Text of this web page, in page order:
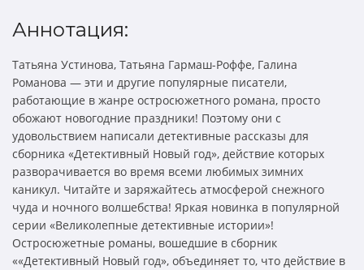
Аннотация:
Татьяна Устинова, Татьяна Гармаш-Роффе, Галина
Романова — эти и другие популярные писатели,
работающие в жанре остросюжетного романа, просто
обожают новогодние праздники! Поэтому они с
удовольствием написали детективные рассказы для
сборника «Детективный Новый год», действие которых
разворачивается во время всеми любимых зимних
каникул. Читайте и заряжайтесь атмосферой снежного
чуда и ночного волшебства! Яркая новинка в популярной
серии «Великолепные детективные истории»!
Остросюжетные романы, вошедшие в сборник
««Детективный Новый год», объединяет то, что действие в